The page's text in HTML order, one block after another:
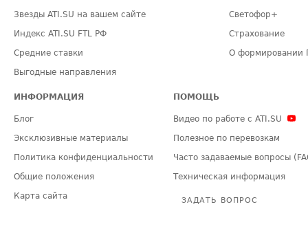
Звезды ATI.SU на вашем сайте
Индекс ATI.SU FTL РФ
Средние ставки
Выгодные направления
Светофор+
Страхование
О формировании
ИНФОРМАЦИЯ
Блог
Эксклюзивные материалы
Политика конфиденциальности
Общие положения
Карта сайта
ПОМОЩЬ
Видео по работе с ATI.SU
Полезное по перевозкам
Часто задаваемые вопросы
Техническая информация
ЗАДАТЬ ВОПРОС